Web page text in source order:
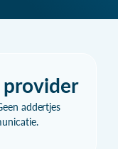
provider
addertjes